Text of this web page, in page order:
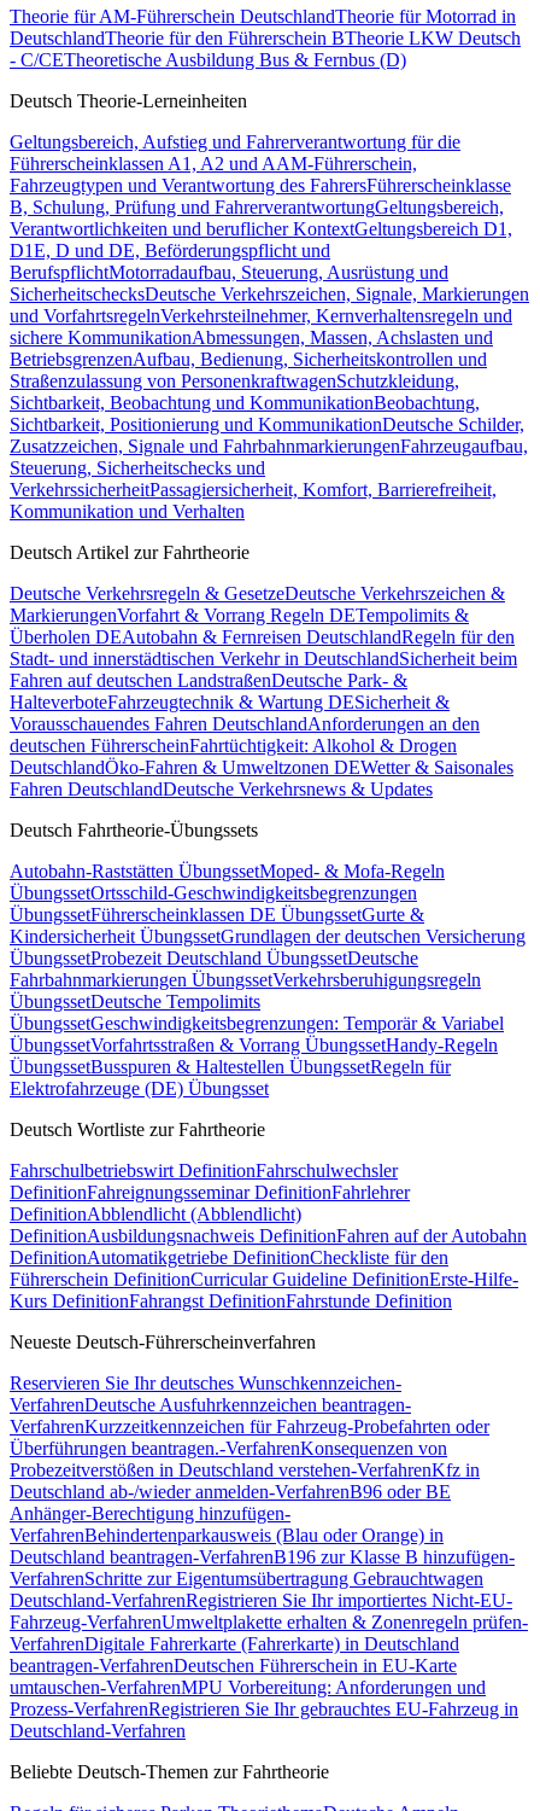
Theorie für AM-Führerschein DeutschlandTheorie für Motorrad in
DeutschlandTheorie für den Führerschein BTheorie LKW Deutsch
- C/CETheoretische Ausbildung Bus & Fernbus (D)
Deutsch Theorie-Lerneinheiten
Geltungsbereich, Aufstieg und Fahrerverantwortung für die
Führerscheinklassen A1, A2 und AAM-Führerschein,
Fahrzeugtypen und Verantwortung des FahrersFührerscheinklasse
B, Schulung, Prüfung und FahrerverantwortungGeltungsbereich,
Verantwortlichkeiten und beruflicher KontextGeltungsbereich D1,
D1E, D und DE, Beförderungspflicht und
BerufspflichtMotorradaufbau, Steuerung, Ausrüstung und
SicherheitschecksDeutsche Verkehrszeichen, Signale, Markierungen
und VorfahrtsregelnVerkehrsteilnehmer, Kernverhaltensregeln und
sichere KommunikationAbmessungen, Massen, Achslasten und
BetriebsgrenzenAufbau, Bedienung, Sicherheitskontrollen und
Straßenzulassung von PersonenkraftwagenSchutzkleidung,
Sichtbarkeit, Beobachtung und KommunikationBeobachtung,
Sichtbarkeit, Positionierung und KommunikationDeutsche Schilder,
Zusatzzeichen, Signale und FahrbahnmarkierungenFahrzeugaufbau,
Steuerung, Sicherheitschecks und
VerkehrssicherheitPassagiersicherheit, Komfort, Barrierefreiheit,
Kommunikation und Verhalten
Deutsch Artikel zur Fahrtheorie
Deutsche Verkehrsregeln & GesetzeDeutsche Verkehrszeichen &
MarkierungenVorfahrt & Vorrang Regeln DETempolimits &
Überholen DEAutobahn & Fernreisen DeutschlandRegeln für den
Stadt- und innerstädtischen Verkehr in DeutschlandSicherheit beim
Fahren auf deutschen LandstraßenDeutsche Park- &
HalteverboteFahrzeugtechnik & Wartung DESicherheit &
Vorausschauendes Fahren DeutschlandAnforderungen an den
deutschen FührerscheinFahrtüchtigkeit: Alkohol & Drogen
DeutschlandÖko-Fahren & Umweltzonen DEWetter & Saisonales
Fahren DeutschlandDeutsche Verkehrsnews & Updates
Deutsch Fahrtheorie-Übungssets
Autobahn-Raststätten ÜbungssetMoped- & Mofa-Regeln
ÜbungssetOrtsschild-Geschwindigkeitsbegrenzungen
ÜbungssetFührerscheinklassen DE ÜbungssetGurte &
Kindersicherheit ÜbungssetGrundlagen der deutschen Versicherung
ÜbungssetProbezeit Deutschland ÜbungssetDeutsche
Fahrbahnmarkierungen ÜbungssetVerkehrsberuhigungsregeln
ÜbungssetDeutsche Tempolimits
ÜbungssetGeschwindigkeitsbegrenzungen: Temporär & Variabel
ÜbungssetVorfahrtsstraßen & Vorrang ÜbungssetHandy-Regeln
ÜbungssetBusspuren & Haltestellen ÜbungssetRegeln für
Elektrofahrzeuge (DE) Übungsset
Deutsch Wortliste zur Fahrtheorie
Fahrschulbetriebswirt DefinitionFahrschulwechsler
DefinitionFahreignungsseminar DefinitionFahrlehrer
DefinitionAbblendlicht (Abblendlicht)
DefinitionAusbildungsnachweis DefinitionFahren auf der Autobahn
DefinitionAutomatikgetriebe DefinitionCheckliste für den
Führerschein DefinitionCurricular Guideline DefinitionErste-Hilfe-
Kurs DefinitionFahrangst DefinitionFahrstunde Definition
Neueste Deutsch-Führerscheinverfahren
Reservieren Sie Ihr deutsches Wunschkennzeichen-
VerfahrenDeutsche Ausfuhrkennzeichen beantragen-
VerfahrenKurzzeitkennzeichen für Fahrzeug-Probefahrten oder
Überführungen beantragen.-VerfahrenKonsequenzen von
Probezeitverstößen in Deutschland verstehen-VerfahrenKfz in
Deutschland ab-/wieder anmelden-VerfahrenB96 oder BE
Anhänger-Berechtigung hinzufügen-
VerfahrenBehindertenparkausweis (Blau oder Orange) in
Deutschland beantragen-VerfahrenB196 zur Klasse B hinzufügen-
VerfahrenSchritte zur Eigentumsübertragung Gebrauchtwagen
Deutschland-VerfahrenRegistrieren Sie Ihr importiertes Nicht-EU-
Fahrzeug-VerfahrenUmweltplakette erhalten & Zonenregeln prüfen-
VerfahrenDigitale Fahrerkarte (Fahrerkarte) in Deutschland
beantragen-VerfahrenDeutschen Führerschein in EU-Karte
umtauschen-VerfahrenMPU Vorbereitung: Anforderungen und
Prozess-VerfahrenRegistrieren Sie Ihr gebrauchtes EU-Fahrzeug in
Deutschland-Verfahren
Beliebte Deutsch-Themen zur Fahrtheorie